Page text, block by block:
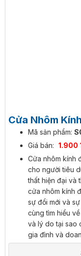
Cửa Nhôm
Mã sản phẩm:
Giá bán: 1.900
Cửa nhôm kính
cho người tiêu
thất hiện đại và
cửa nhôm kính
sự đổi mới và
cùng tìm hiểu
và lý do tại sao
gia đình và